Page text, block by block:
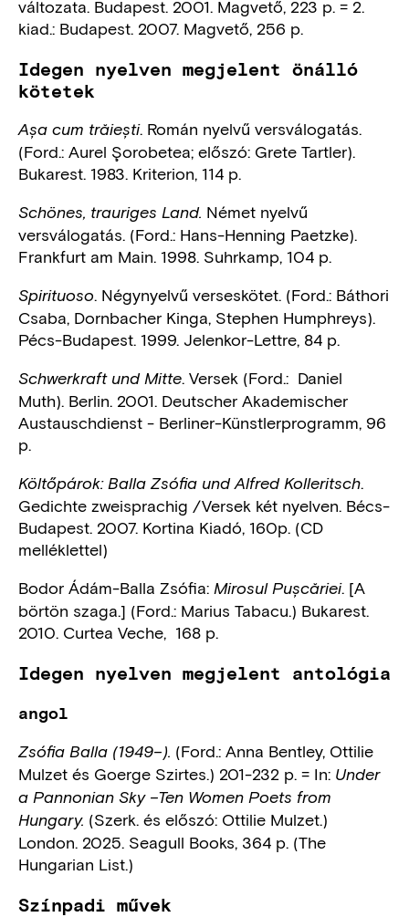
változata. Budapest. 2001. Magvető, 223 p. = 2.
kiad.: Budapest. 2007. Magvető, 256 p.
Idegen nyelven megjelent önálló
kötetek
Așa cum trăiești. Román nyelvű versválogatás.
(Ford.: Aurel Şorobetea; előszó: Grete Tartler).
Bukarest. 1983. Kriterion, 114 p.
Schönes, trauriges Land. Német nyelvű
versválogatás. (Ford.: Hans-Henning Paetzke).
Frankfurt am Main. 1998. Suhrkamp, 104 p.
Spirituoso. Négynyelvű verseskötet. (Ford.: Báthori
Csaba, Dornbacher Kinga, Stephen Humphreys).
Pécs-Budapest. 1999. Jelenkor-Lettre, 84 p.
Schwerkraft und Mitte. Versek (Ford.: Daniel
Muth). Berlin. 2001. Deutscher Akademischer
Austauschdienst - Berliner-Künstlerprogramm, 96
p.
Költőpárok: Balla Zsófia und Alfred Kolleritsch.
Gedichte zweisprachig /Versek két nyelven. Bécs-
Budapest. 2007. Kortina Kiadó, 160p. (CD
melléklettel)
Bodor Ádám-Balla Zsófia: Mirosul Pușcăriei. [A
börtön szaga.] (Ford.: Marius Tabacu.) Bukarest.
2010. Curtea Veche, 168 p.
Idegen nyelven megjelent antológia
angol
Zsófia Balla (1949–). (Ford.: Anna Bentley, Ottilie
Mulzet és Goerge Szirtes.) 201-232 p. = In: Under
a Pannonian Sky –Ten Women Poets from
Hungary. (Szerk. és előszó: Ottilie Mulzet.)
London. 2025. Seagull Books, 364 p. (The
Hungarian List.)
Színpadi művek